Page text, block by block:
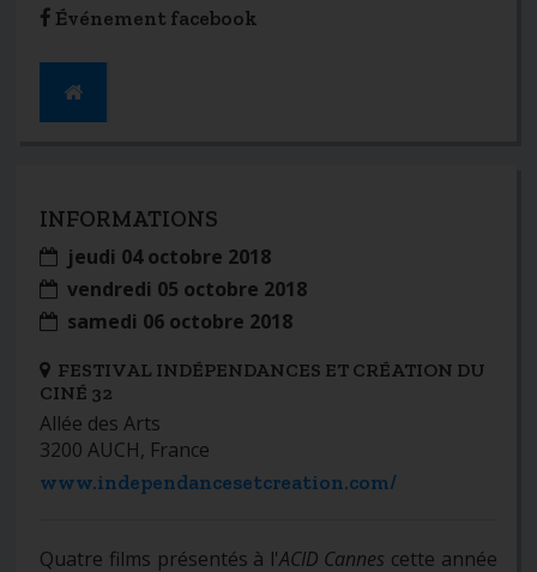
Événement facebook
INFORMATIONS
jeudi 04 octobre 2018
vendredi 05 octobre 2018
samedi 06 octobre 2018
FESTIVAL INDÉPENDANCES ET CRÉATION DU
CINÉ 32
Allée des Arts
3200 AUCH, France
www.independancesetcreation.com/
Quatre films présentés à l'ACID Cannes cette année